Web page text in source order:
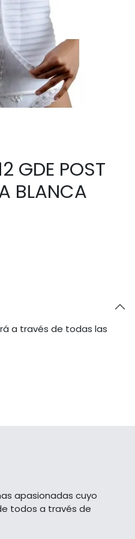
GDE POST
BLANCA
a través de todas las
apasionadas cuyo
todos a través de